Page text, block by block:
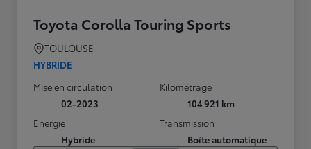
Toyota Corolla Touring Sports
TOULOUSE
HYBRIDE
Mise en circulation
02-2023
Kilométrage
104 921 km
Energie
Hybride
Transmission
Boîte automatique